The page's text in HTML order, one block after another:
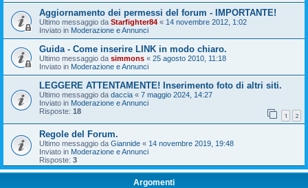
Aggiornamento dei permessi del forum - IMPORTANTE!
Ultimo messaggio da Starfighter84 « 14 novembre 2012, 1:02
Inviato in Moderazione e Annunci
Guida - Come inserire LINK in modo chiaro.
Ultimo messaggio da simmons « 25 agosto 2010, 11:18
Inviato in Moderazione e Annunci
LEGGERE ATTENTAMENTE! Inserimento foto di altri siti.
Ultimo messaggio da daccia « 7 maggio 2024, 14:27
Inviato in Moderazione e Annunci
Risposte: 18 1 2
Regole del Forum.
Ultimo messaggio da Giannide « 14 novembre 2019, 19:48
Inviato in Moderazione e Annunci
Risposte: 3
Argomenti